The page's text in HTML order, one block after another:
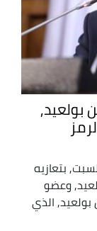
بتعازيه
وعضو
الذي